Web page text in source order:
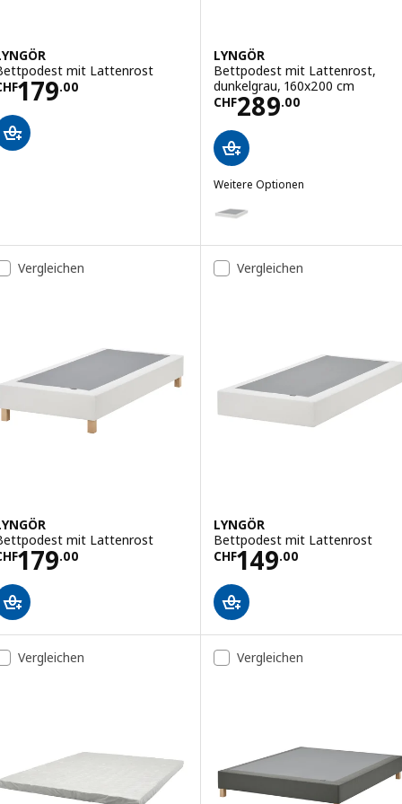
mit Lattenrost
179.00
CHF 179.00
LYNGÖR
Bettpodest mit Lattenrost,
dunkelgrau, 160x200 cm
CHF289.00
Preis CHF
Weitere Optionen
Option: LYNGÖR, Bettpodest
Option: LYNGÖR, Bettpodest
Vergleichen
mit Lattenrost
179.00
CHF 179.00
Vergleichen
LYNGÖR
Bettpodest mit Lattenrost
CHF149.00
Preis CHF
Vergleichen Vergleichen